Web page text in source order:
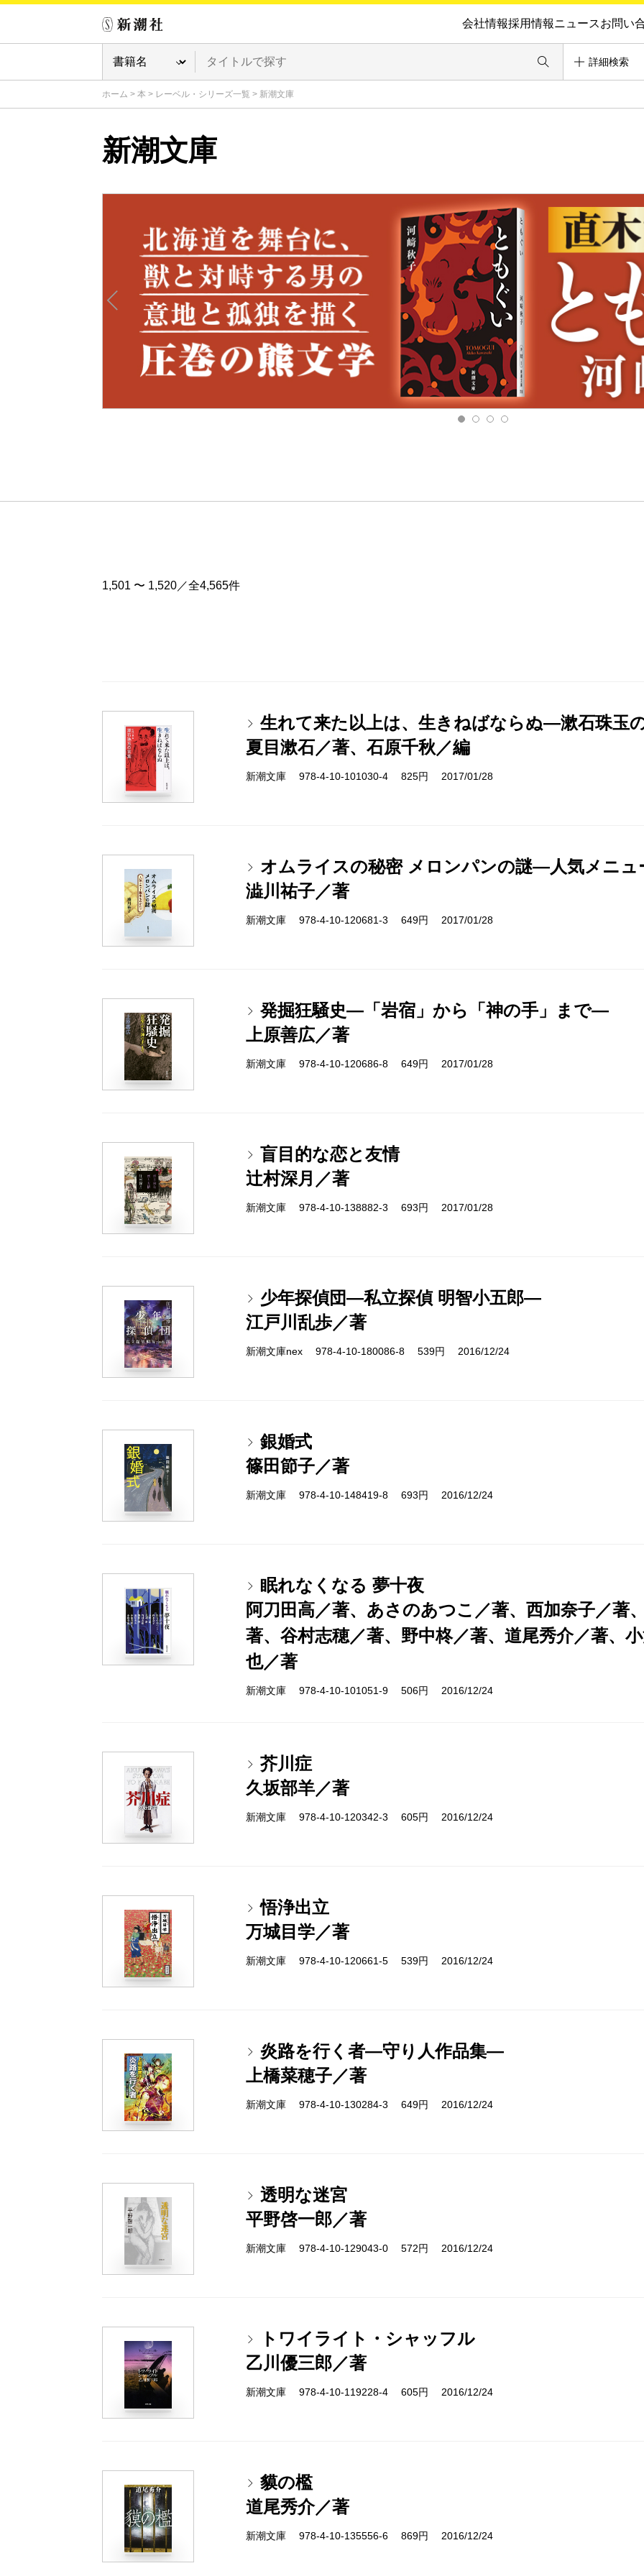
会社情報採用情報ニュースお問い
詳細検索
ホーム > 本 > レーベル・シリーズ一覧 > 新潮文庫
新潮文庫
1,501 〜 1,520／全4,565件
生れて来た以上は、生きねばならぬ―漱石珠玉
夏目漱石／著、石原千秋／編
新潮文庫 978-4-10-101030-4 825円 2017/01/28
オムライスの秘密 メロンパンの謎―人気メニ
澁川祐子／著
新潮文庫 978-4-10-120681-3 649円 2017/01/28
発掘狂騒史―「岩宿」から「神の手」まで―
上原善広／著
新潮文庫 978-4-10-120686-8 649円 2017/01/28
盲目的な恋と友情
辻村深月／著
新潮文庫 978-4-10-138882-3 693円 2017/01/28
少年探偵団―私立探偵 明智小五郎―
江戸川乱歩／著
新潮文庫nex 978-4-10-180086-8 539円 2016/12/24
銀婚式
篠田節子／著
新潮文庫 978-4-10-148419-8 693円 2016/12/24
眠れなくなる 夢十夜
阿刀田高／著、あさのあつこ／著、西加奈子／著
著、谷村志穂／著、野中柊／著、道尾秀介／著、
也／著
新潮文庫 978-4-10-101051-9 506円 2016/12/24
芥川症
久坂部羊／著
新潮文庫 978-4-10-120342-3 605円 2016/12/24
悟浄出立
万城目学／著
新潮文庫 978-4-10-120661-5 539円 2016/12/24
炎路を行く者―守り人作品集―
上橋菜穂子／著
新潮文庫 978-4-10-130284-3 649円 2016/12/24
透明な迷宮
平野啓一郎／著
新潮文庫 978-4-10-129043-0 572円 2016/12/24
トワイライト・シャッフル
乙川優三郎／著
新潮文庫 978-4-10-119228-4 605円 2016/12/24
貘の檻
道尾秀介／著
新潮文庫 978-4-10-135556-6 869円 2016/12/24